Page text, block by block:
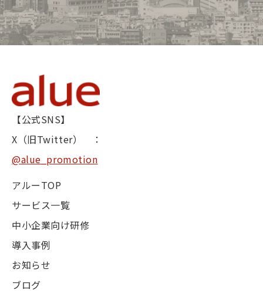
【公式SNS】
X（旧Twitter） ：
@alue_promotion
アルーTOP
サービス一覧
中小企業向け研修
導入事例
お知らせ
ブログ